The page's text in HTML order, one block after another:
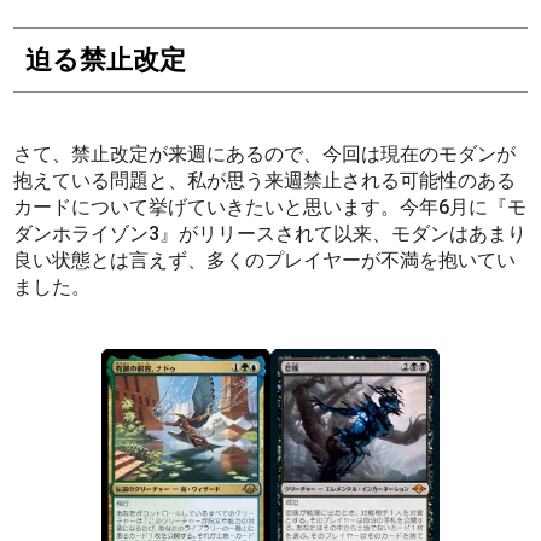
迫る禁止改定
さて、禁止改定が来週にあるので、今回は現在のモダンが
抱えている問題と、私が思う来週禁止される可能性のある
カードについて挙げていきたいと思います。今年6月に『モ
ダンホライゾン3』がリリースされて以来、モダンはあまり
良い状態とは言えず、多くのプレイヤーが不満を抱いてい
ました。